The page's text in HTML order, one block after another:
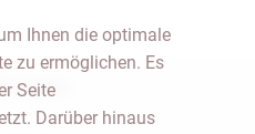
Ihnen die optimale
zu ermöglichen. Es
Seite
Darüber hinaus